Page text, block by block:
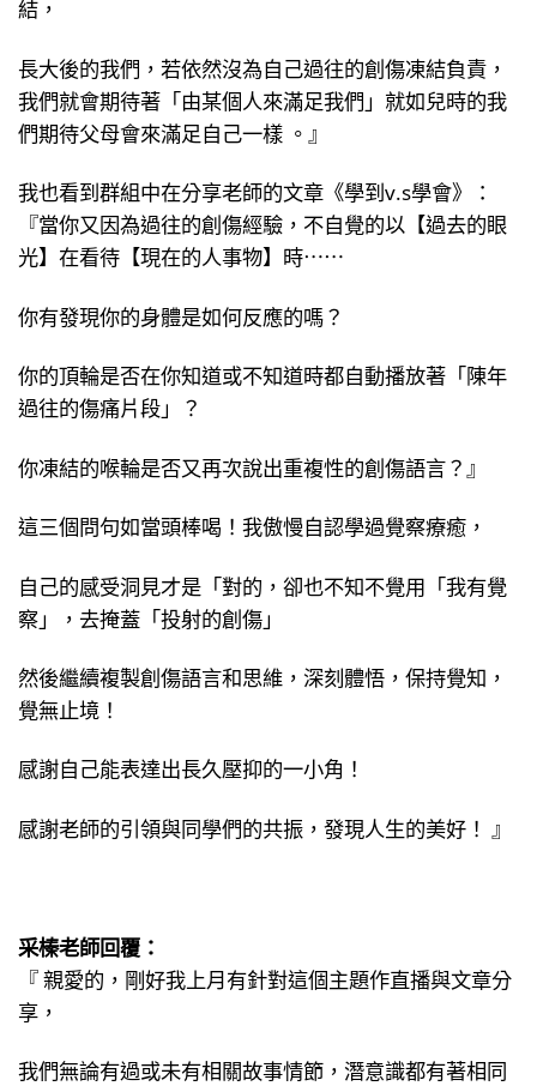
結，
長大後的我們，若依然沒為自己過往的創傷凍結負責，
我們就會期待著「由某個人來滿足我們」就如兒時的我
們期待父母會來滿足自己一樣 。』
我也看到群組中在分享老師的文章《學到v.s學會》：
『當你又因為過往的創傷經驗，不自覺的以【過去的眼
光】在看待【現在的人事物】時⋯⋯
你有發現你的身體是如何反應的嗎？
你的頂輪是否在你知道或不知道時都自動播放著「陳年
過往的傷痛片段」？
你凍結的喉輪是否又再次說出重複性的創傷語言？』
這三個問句如當頭棒喝！我傲慢自認學過覺察療癒，
自己的感受洞見才是「對的，卻也不知不覺用「我有覺
察」，去掩蓋「投射的創傷」
然後繼續複製創傷語言和思維，深刻體悟，保持覺知，
覺無止境！
感謝自己能表達出長久壓抑的一小角！
感謝老師的引領與同學們的共振，發現人生的美好！ 』
采榛老師回覆：
『 親愛的，剛好我上月有針對這個主題作直播與文章分
享，
我們無論有過或未有相關故事情節，潛意識都有著相同